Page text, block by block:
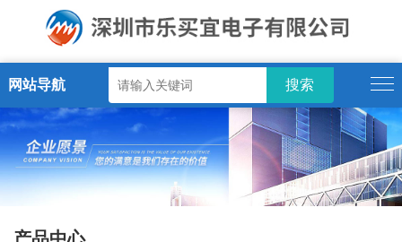
网站导航